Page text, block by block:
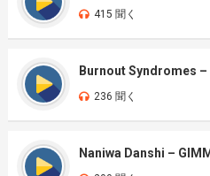
415 聞く
Burnout Syndromes –
236 聞く
Naniwa Danshi –